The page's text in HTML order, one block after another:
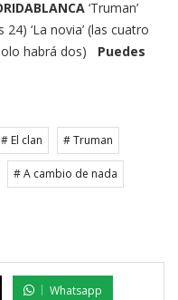
‘Truman’
‘La novia’ (las cuatro
habrá dos) Puedes
# El clan # Truman
# A cambio de nada
Whatsapp